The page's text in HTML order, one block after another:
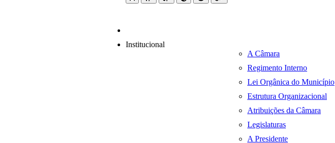
Institucional
A Câmara
Regimento Interno
Lei Orgânica do Município
Estrutura Organizacional
Atribuições da Câmara
Legislaturas
A Presidente